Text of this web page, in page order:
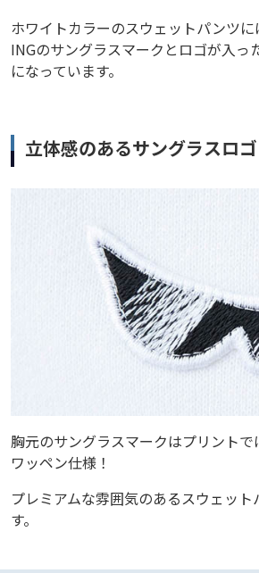
ホワイトカラーのスウェットパンツに
INGのサングラスマークとロゴが入っ
になっています。
立体感のあるサングラスロゴ
胸元のサングラスマークはプリント
ワッペン仕様！
プレミアムな雰囲気のあるスウェッ
す。